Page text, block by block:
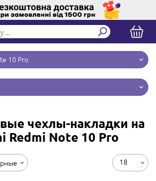
10 Pro
чехлы-накладки на
Redmi Note 10 Pro
18